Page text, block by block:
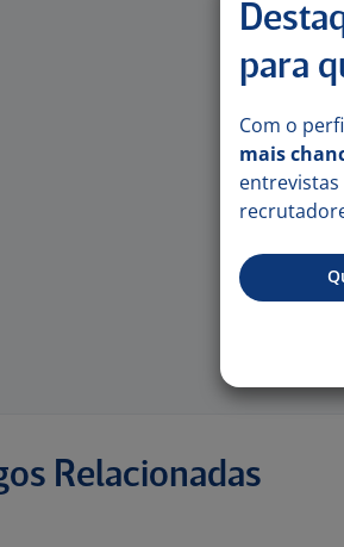
Relacionadas
para
Com o
mais